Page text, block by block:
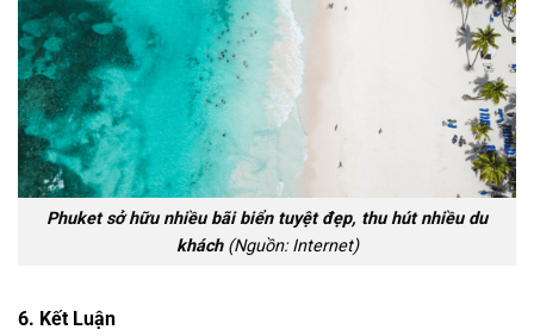
Phuket sở hữu nhiều bãi biển tuyệt đẹp, thu hút nhiều du
khách(Nguồn: Internet)
6. Kết Luận